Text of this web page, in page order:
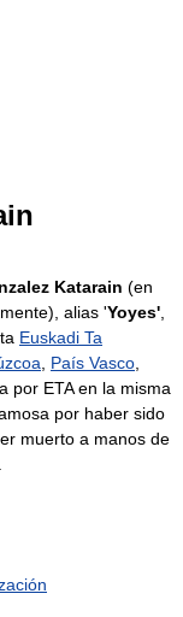
Katarain (en
alias 'Yoyes'
Euskadi Ta
País Vasco
por ETA en la misma
por haber sido
muerto a manos de